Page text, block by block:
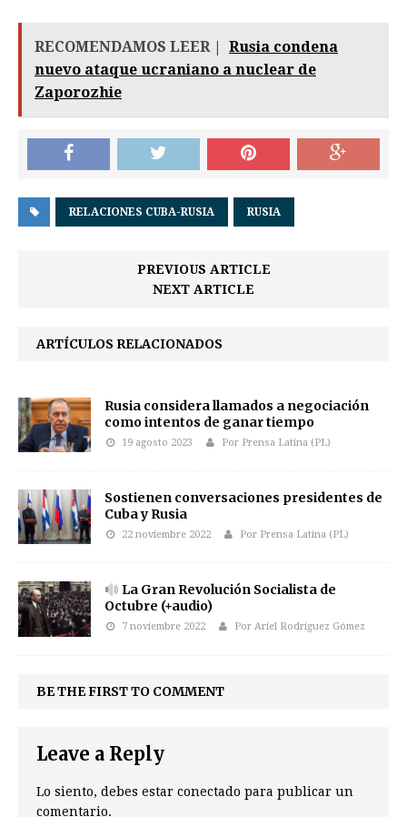
RECOMENDAMOS LEER |
Rusia condena
nuevo ataque ucraniano a nuclear de
Zaporozhie
RELACIONES CUBA-RUSIA RUSIA
PREVIOUS ARTICLE
NEXT ARTICLE
ARTÍCULOS RELACIONADOS
Rusia considera llamados a negociación
como intentos de ganar tiempo
19 agosto 2023 Por Prensa Latina (PL)
Sostienen conversaciones presidentes de
Cuba y Rusia
22 noviembre 2022 Por Prensa Latina (PL)
La Gran Revolución Socialista de
Octubre (+audio)
7 noviembre 2022 Por Ariel Rodríguez Gómez
BE THE FIRST TO COMMENT
Leave a Reply
Lo siento, debes estar conectado para publicar un
comentario.